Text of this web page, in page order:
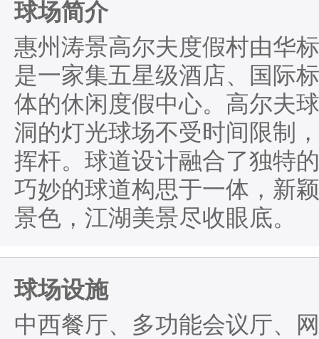
球场简介
惠州涛景高尔夫度假村由华
是一家集五星级酒店、国际
体的休闲度假中心。高尔夫
洞的灯光球场不受时间限制
挥杆。球道设计融合了独特
巧妙的球道构思于一体，新
景色，江湖美景尽收眼底。
球场设施
中西餐厅、多功能会议厅、